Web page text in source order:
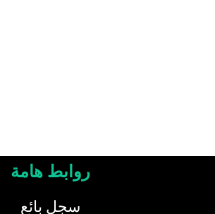
روابط هامة
سجل بائع